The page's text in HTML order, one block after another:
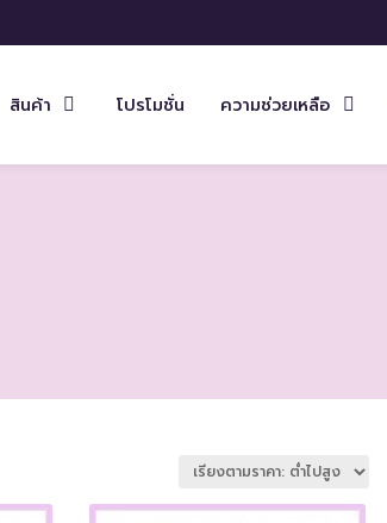
สินค้า โปรโมชั่น ความช่วยเหลือ